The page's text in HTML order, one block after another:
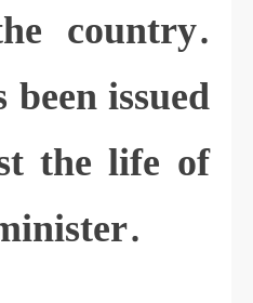
country.
issued
the life of